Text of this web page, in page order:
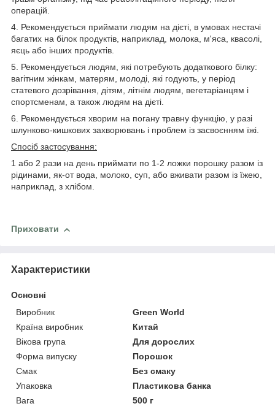
операцій.
4. Рекомендується приймати людям на дієті, в умовах нестачі
багатих на білок продуктів, наприклад, молока, м'яса, квасолі,
яєць або інших продуктів.
5. Рекомендується людям, які потребують додаткового білку:
вагітним жінкам, матерям, молоді, які годують, у період
статевого дозрівання, дітям, літнім людям, вегетаріанцям і
спортсменам, а також людям на дієті.
6. Рекомендується хворим на погану травну функцію, у разі
шлунково-кишкових захворювань і проблем із засвоєнням їжі.
Спосіб застосування:
1 або 2 рази на день приймати по 1-2 ложки порошку разом із
рідинами, як-от вода, молоко, суп, або вживати разом із їжею,
наприклад, з хлібом.
Приховати
Характеристики
Основні
Виробник
Green World
Країна виробник
Китай
Вікова група
Для дорослих
Форма випуску
Порошок
Смак
Без смаку
Упаковка
Пластикова банка
Вага
500 г